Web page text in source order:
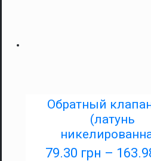
Обратный
(латунь
79.30 грн –